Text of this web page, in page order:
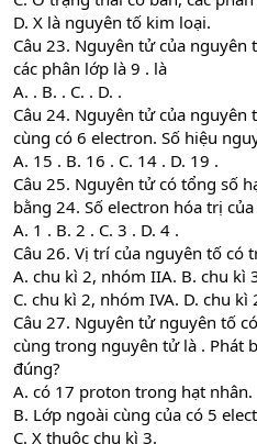
D. X là nguyên tố kim loại.
Câu 23. Nguyên tử của
các phân lớp là 9 . là
A. . B. . C. . D. .
Câu 24. Nguyên tử của
cùng có 6 electron. Số hiệu
A. 15 . B. 16 . C. 14 . D. 19 .
Câu 25. Nguyên tử có tổng số
bằng 24. Số electron hóa trị
A. 1 . B. 2 . C. 3 . D. 4 .
Câu 26. Vị trí của nguyên tố có
A. chu kì 2, nhóm IIA. B. chu kì
C. chu kì 2, nhóm IVA. D. chu kì
Câu 27. Nguyên tử nguyên tố
cùng trong nguyên tử là . Phát
đúng?
A. có 17 proton trong hạt nhân.
B. Lớp ngoài cùng của có 5
C. X thuộc chu kì 3.